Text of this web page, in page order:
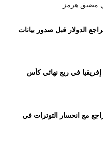
مضيق هرمز
الدولار قبل صدور بيانات
في ربع نهائي كأس
مع انحسار التوترات في